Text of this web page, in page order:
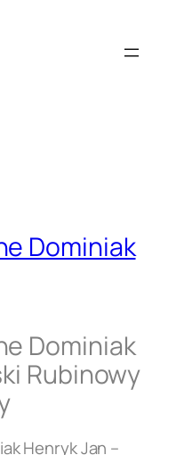
Dominiak
Dominiak
Rubinowy
Henryk Jan –